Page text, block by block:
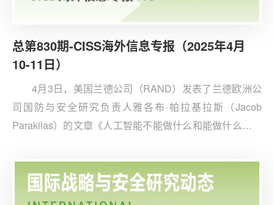
总第830期-CISS海外信息专报（2025年4月
10-11日）
4月3日，美国兰德公司（RAND）发表了兰德欧洲公
司国防与安全研究负责人雅各布·帕拉基拉斯（Jacob
Parakilas）的文章《人工智能不能做什么和能做什么对地
接影响也有间接影响，两者共同塑造全球竞争格局。